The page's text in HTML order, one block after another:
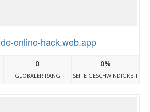
online-hack.web.app
0
GLOBALER RANG
0%
SEITE GESCHWINDIGKEIT